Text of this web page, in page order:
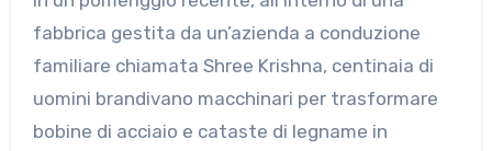
fabbrica gestita da un’azienda a conduzione
familiare chiamata Shree Krishna, centinaia di
uomini brandivano macchinari per trasformare
bobine di acciaio e cataste di legname in